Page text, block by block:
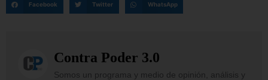
Facebook Twitter WhatsApp
Contra Poder 3.0
Somos un programa y medio de opinión, análisis y